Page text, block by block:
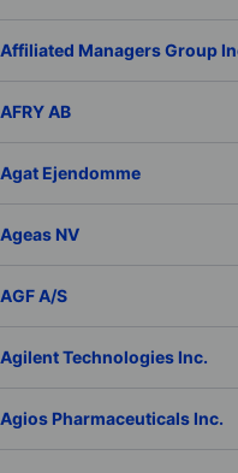
Affiliated Managers Group
AFRY AB
Agat Ejendomme
Ageas NV
AGF A/S
Agilent Technologies Inc.
Agios Pharmaceuticals Inc.